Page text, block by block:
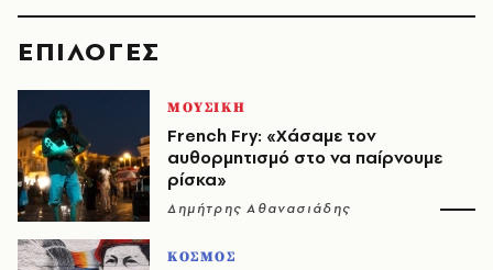
EΠΙΛΟΓΈΣ
ΜΟΥΣΙΚΗ
French Fry: «Χάσαμε τον
αυθορμητισμό στο να παίρνουμε
ρίσκα»
Δημήτρης Αθανασιάδης
ΚΟΣΜΟΣ